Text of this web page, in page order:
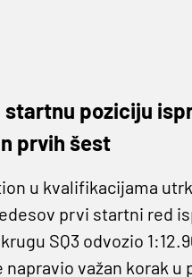
startnu poziciju
prvih šest
u kvalifikacijama
prvi startni red
SQ3 odvozio
važan korak u